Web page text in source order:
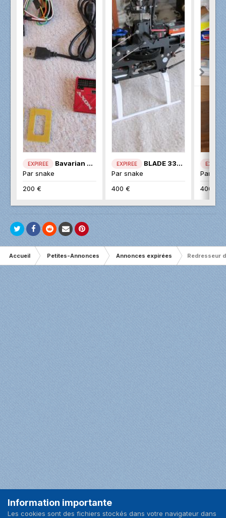
EXPIREE
Bavarian AXON
Par snake
200 €
EXPIREE
BLADE 330S
Par snake
400 €
EXPIREE
Par
400 €
Accueil Petites-Annonces Annonces expirées Redresseur
Facebook
Information importante
Les cookies sont des fichiers stockés dans votre navigateur dans